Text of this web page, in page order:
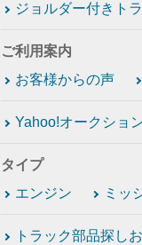
ジョルダー付きト
ご利用案内
お客様からの声
Yahoo!オークショ
タイプ
エンジン
ミッ
トラック部品探し